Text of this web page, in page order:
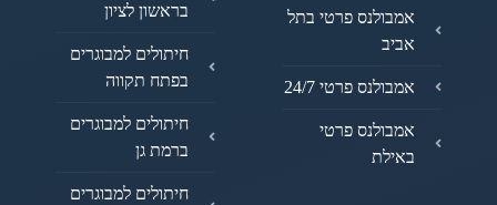
אמבולנס פרטי בתל
אביב
אמבולנס פרטי 24/7
אמבולנס פרטי
באילת
בראשון לציון
חיתולים למבוגרים
בפתח תקווה
חיתולים למבוגרים
ברמת גן
חיתולים למבוגרים